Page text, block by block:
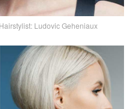
Ludovic Geheniaux